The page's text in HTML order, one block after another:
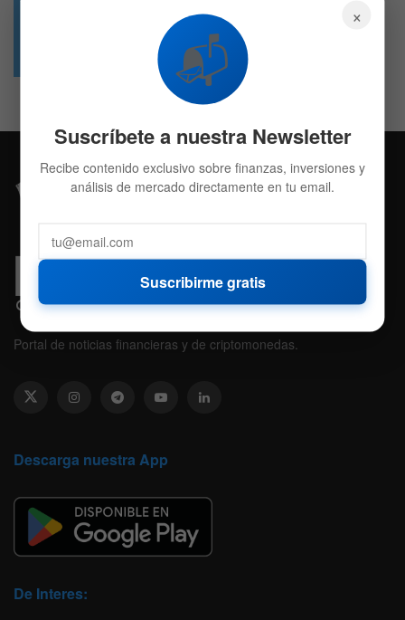
4.7k
Followers
Portal de noticias financieras y de criptomonedas.
Descarga nuestra App
De Interes:
×
📬
Suscríbete a nuestra Newsletter
Recibe contenido exclusivo sobre finanzas, inversiones y
análisis de mercado directamente en tu email.
Suscribirme gratis